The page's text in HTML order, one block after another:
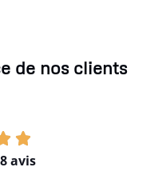
de nos clients
avis